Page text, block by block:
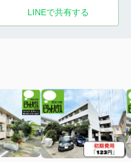
LINEで共有する